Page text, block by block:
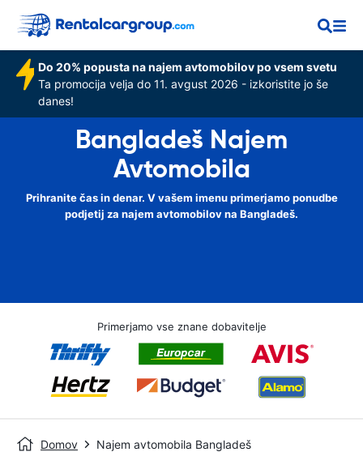
Do 20% popusta na najem avtomobilov po vsem svetu
Ta promocija velja do 11. avgust 2026 - izkoristite jo še
danes!
Bangladeš Najem
Avtomobila
Prihranite čas in denar. V vašem imenu primerjamo ponudbe
podjetij za najem avtomobilov na Bangladeš.
Primerjamo vse znane dobavitelje
Domov Najem avtomobila Bangladeš